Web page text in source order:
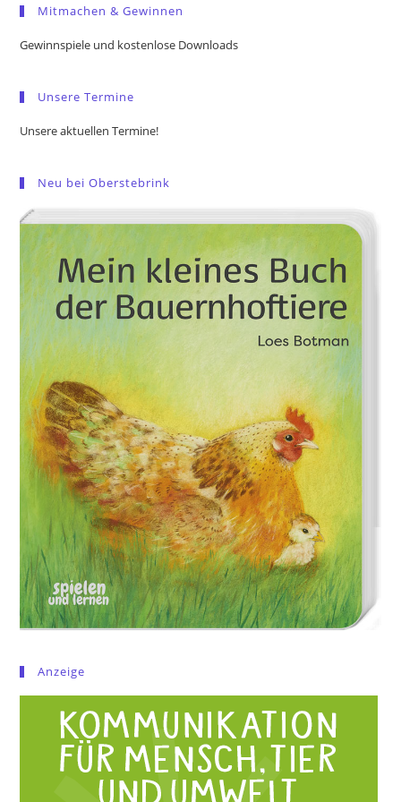
Mitmachen & Gewinnen
Gewinnspiele und kostenlose Downloads
Unsere Termine
Unsere aktuellen Termine!
Neu bei Oberstebrink
Anzeige